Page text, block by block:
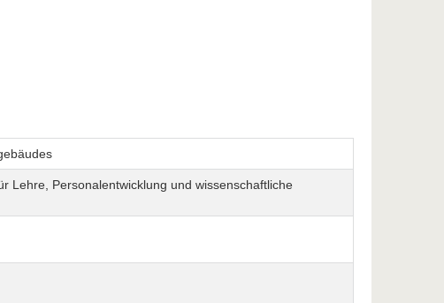
Lehre, Personalentwicklung und wissenschaftliche